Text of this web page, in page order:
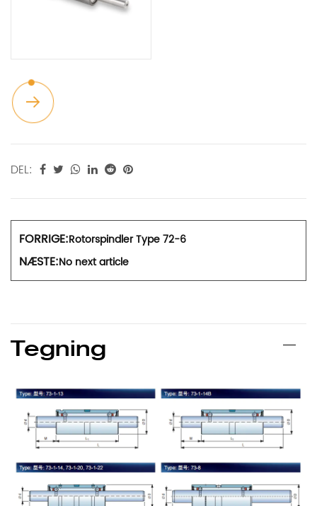
DEL:
FORRIGE:Rotorspindler Type 72-6
NÆSTE:No next article
Tegning